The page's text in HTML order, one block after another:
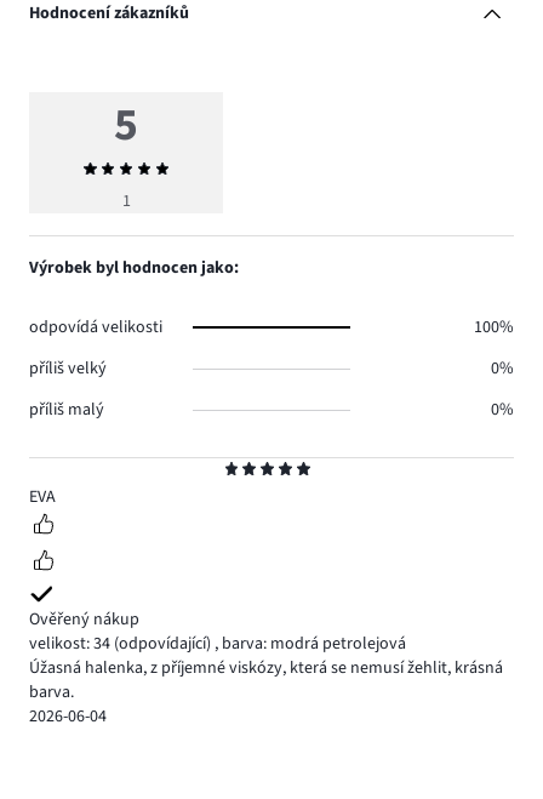
Hodnocení zákazníků
5
EVA
Ověřený nákup
velikost: 34 (odpovídající) , barva: modrá petrolejová
Úžasná halenka, z příjemné viskózy, která se nemusí žehlit, krásná
barva.
2026-06-04
5
Průměrné
hodnocení
1
Výrobek byl hodnocen jako:
odpovídá velikosti
100%
příliš velký
0%
příliš malý
0%